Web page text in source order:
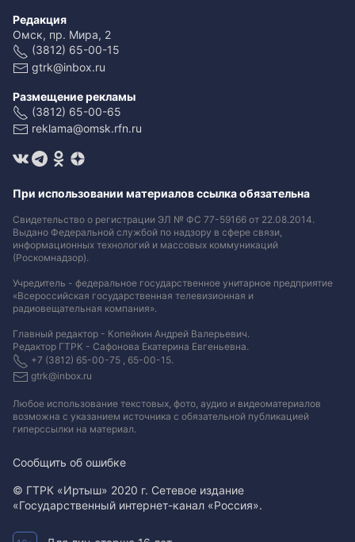
Редакция
Омск, пр. Мира, 2
(3812) 65-00-15
gtrk@inbox.ru
Размещение рекламы
(3812) 65-00-65
reklama@omsk.rfn.ru
При использовании материалов ссылка обязательна
Свидетельство о регистрации ЭЛ № ФС 77-59166 от 22.08.2014.
Выдано Федеральной службой по надзору в сфере связи,
информационных технологий и массовых коммуникаций
(Роскомнадзор).
Учредитель - федеральное государственное унитарное предприятие
«Всероссийская государственная телевизионная и
радиовещательная компания».
Главный редактор - Копейкин Андрей Валерьевич.
Редактор ГТРК - Сафонова Екатерина Евгеньевна.
+7 (3812) 65-00-75 , 65-00-15.
gtrk@inbox.ru
Любое использование текстовых, фото, аудио и видеоматериалов
возможна с указанием источника с обязательной публикацией
гиперссылки на материал.
Сообщить об ошибке
© ГТРК «Иртыш» 2020 г. Сетевое издание
«Государственный интернет-канал «Россия».